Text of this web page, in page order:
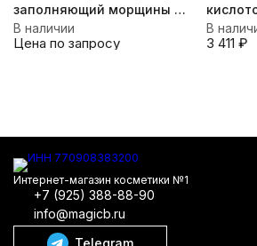
заполняющий морщины и
придающий свежесть
коже PURE 3D MOIST, 7x2
В наличии
Цена по запросу
из ивы
3,5, 50
В
3 411 ₽
Интернет-магазин косметики №1
+7 (925) 388-88-90
info@magicb.ru
Telegram